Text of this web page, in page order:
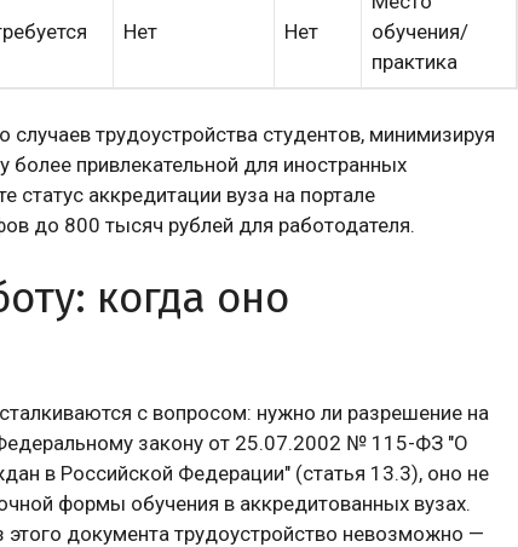
Нет Нет
обучения/
практика
трудоустройства студентов, минимизируя
привлекательной для иностранных
статус аккредитации вуза на портале
до 800 тысяч рублей для работодателя.
когда оно
с вопросом: нужно ли разрешение на
закону от 25.07.2002 № 115-ФЗ "О
в Российской Федерации" (статья 13.3), оно не
формы обучения в аккредитованных вузах.
этого документа трудоустройство невозможно —